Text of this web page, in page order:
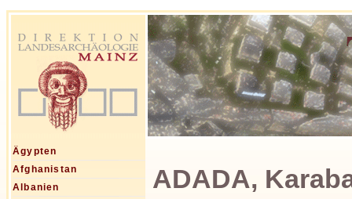
Ägypten
Afghanistan
Albanien
ADADA,